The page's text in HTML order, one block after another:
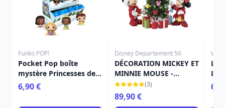
Funko POP!
Pocket Pop boîte
mystère Princesses de
Noël - Disney
6,90 €
Disney Departement 56
DÉCORATION MICKEY ET
MINNIE MOUSE -
DISNEY DEPARTMENT 56
(3)
89,90 €